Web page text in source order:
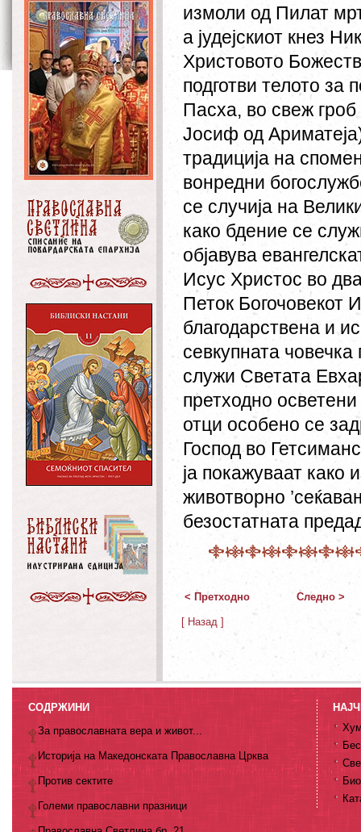
измоли од Пилат
а јудејскиот кнез
Христовото
подготви телото за
Пасха, во свеж гроб
Јосиф од
традиција на
вонредни
се случија на
како бдение се
објавува
Исус Христос во
Петок Богочовекот
благодарствена и
севкупната
служи Светата
претходно
отци особено се
Господ во
ја покажуваат
животворно
безостатната
< Претходно Следно >
[ Назад ]
СОДРЖИНИ
За православната вера и живот...
Историја на Македонската Православна Црква
Против сектите
Големи православни празници